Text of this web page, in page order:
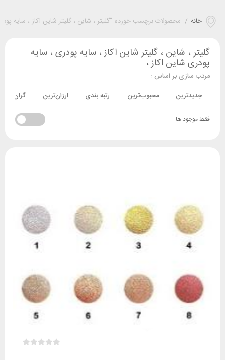
خانه / محصولات برچسب خورده “گلیتر ، شاین ، گلیتر شاین اکاز ، سایه
گلیتر ، شاین ، گلیتر شاین اکاز ، سایه پودری ، سایه
پودری شاین اکاز ،
مرتب سازی بر اساس :
جدیدترین
محبوب‌ترین رتبه بندی ارزان‌ترین گران‌ترین
فقط موجود ها: